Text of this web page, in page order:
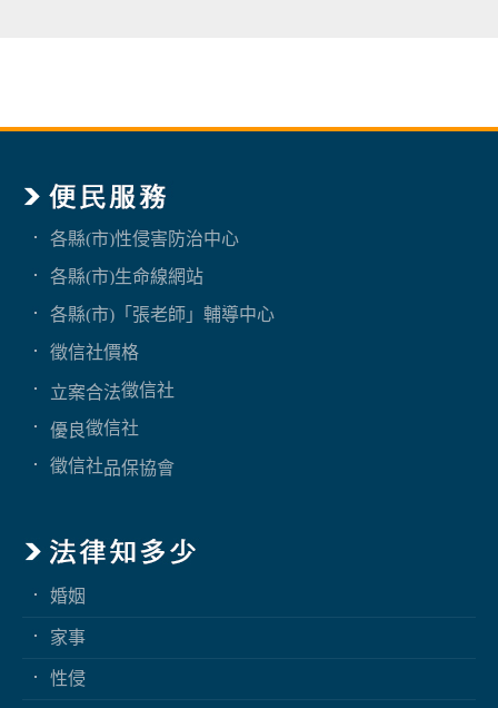
各縣(市)性侵害防治中心
各縣(市)生命線網站
各縣(市)「張老師」輔導中心
徵信社價格
立案合法徵信社
優良徵信社
徵信社品保協會
婚姻
家事
性侵